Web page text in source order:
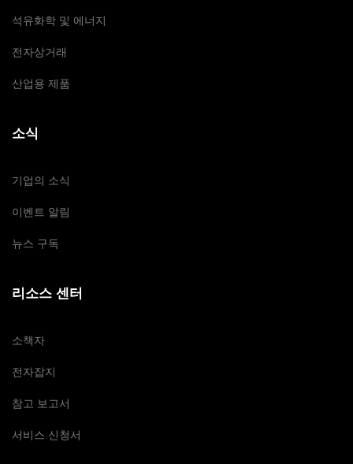
석유화학 및 에너지
전자상거래
산업용 제품
소식
기업의 소식
이벤트 알림
뉴스 구독
리소스 센터
소책자
전자잡지
참고 보고서
서비스 신청서